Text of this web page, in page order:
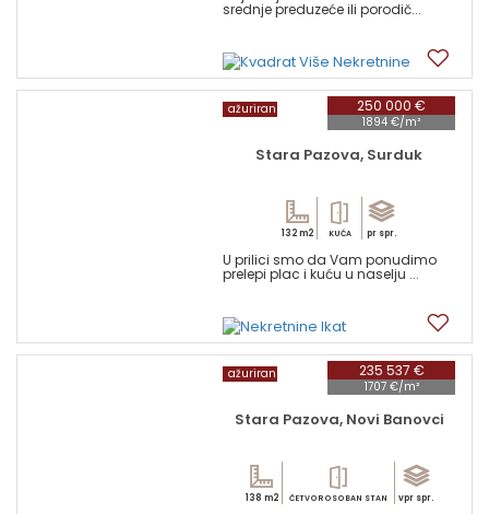
srednje preduzeće ili porodič...
250 000 €
1894 €/m²
ažuriran
Stara Pazova, Surduk
132 m2 KUĆA pr spr.
U prilici smo da Vam ponudimo
prelepi plac i kuću u naselju ...
235 537 €
1707 €/m²
ažuriran
Stara Pazova, Novi Banovci
138 m2 ČETVOROSOBAN STAN vpr spr.